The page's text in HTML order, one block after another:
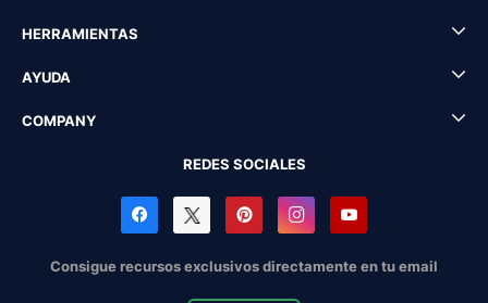
HERRAMIENTAS
AYUDA
COMPANY
REDES SOCIALES
Consigue recursos exclusivos directamente en tu email